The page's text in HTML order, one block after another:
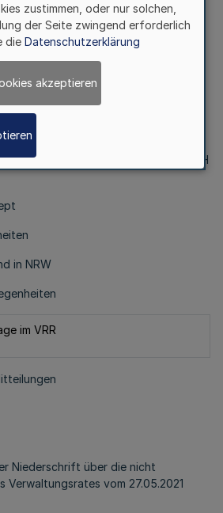
Vergabe Jahresabschlussprüfung
gemäß §12 ÖPNVG NRW
VRR-Tarif 2020
im VRR 2030/2050
mit Kraftverkehr Schwalmtal GmbH
in NRW
im VRR
Niederschrift über die nicht
vom 27.05.2021
zustimmen, oder nur solchen,
der Seite zwingend erforderlich
die Datenschutzerklärung
akzeptieren